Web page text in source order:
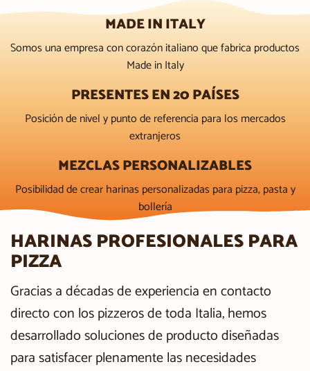
MADE IN ITALY
Somos una empresa con corazón italiano que fabrica productos
Made in Italy
PRESENTES EN 20 PAÍSES
Posición de nivel y punto de referencia para los mercados
extranjeros
MEZCLAS PERSONALIZABLES
Posibilidad de crear harinas personalizadas para pizza, pasta y
bollería
HARINAS PROFESIONALES PARA
PIZZA
Gracias a décadas de experiencia en contacto
directo con los pizzeros de toda Italia, hemos
desarrollado soluciones de producto diseñadas
para satisfacer plenamente las necesidades